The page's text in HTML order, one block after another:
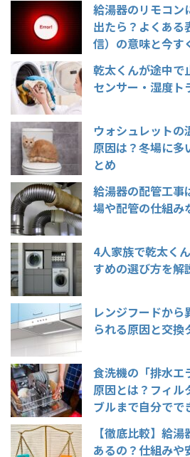
給湯器のリモコン
出たら？よくある
信）の意味と今す
乾太くんが途中で
センサー・湿度ト
ウォシュレットの
原因は？冬場に多
とめ
給湯器の配管工事
場や配管の仕組み
4人家族で乾太く
すめの選び方を解
レンジフードか
られる原因と交換
食洗機の「排水エ
原因とは？フィル
ブルまで自分でで
【徹底比較】給
あるの？仕組みや